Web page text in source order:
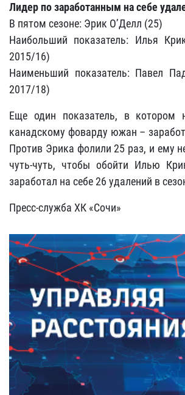
Лидер по заработанным на себе
В пятом сезоне: Эрик О’Делл (25)
Наибольший показатель: Илья
2015/16)
Наименьший показатель: Павел
2017/18)
Еще один показатель, в котором
канадскому фоварду южан –
Против Эрика фолили 25 раз, и ему
чуть-чуть, чтобы обойти Илью
заработал на себе 26 удалений в
Пресс-служба ХК «Сочи»